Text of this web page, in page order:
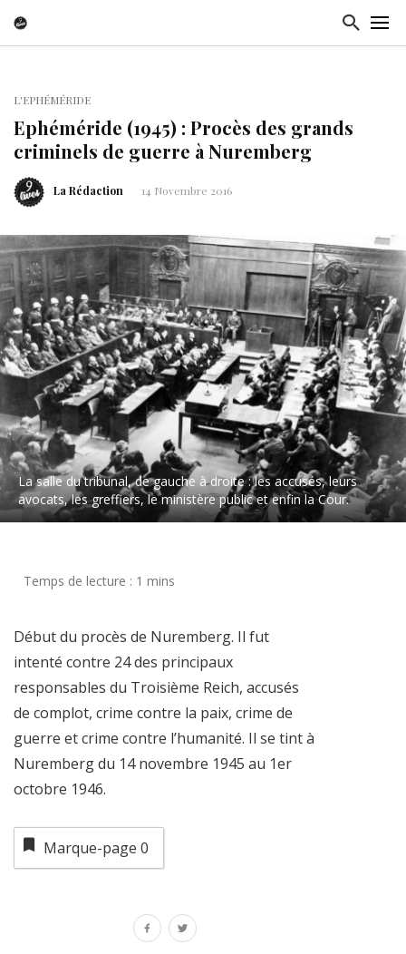
L'EPHÉMÉRIDE
Ephéméride (1945) : Procès des grands
criminels de guerre à Nuremberg
La Rédaction 14 Novembre 2016
La salle du tribunal, de gauche à droite : les accusés, leurs
avocats, les greffiers, le ministère public et enfin la Cour.
Début du procès de Nuremberg. Il fut
intenté contre 24 des principaux
responsables du Troisième Reich, accusés
de complot, crime contre la paix, crime de
guerre et crime contre l’humanité. Il se tint à
Nuremberg du 14 novembre 1945 au 1er
octobre 1946.
Marque-page 0